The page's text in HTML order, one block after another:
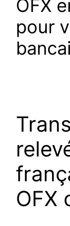
OFX
pour
OFX